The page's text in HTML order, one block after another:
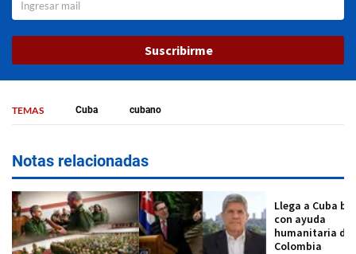
Suscribirme
TEMAS Cuba cubano
Notas relacionadas
Llega a Cuba
con ayuda
humanitaria
Colombia